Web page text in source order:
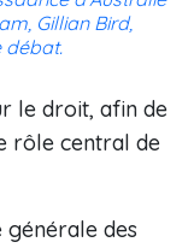
Gillian Bird,
débat.
le droit, afin de
rôle central de
générale des